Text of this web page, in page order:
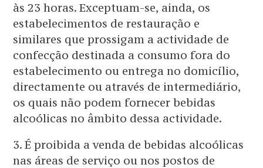
às 23 horas. Exceptuam-se, ainda, os
estabelecimentos de restauração e
similares que prossigam a actividade de
confecção destinada a consumo fora do
estabelecimento ou entrega no domicílio,
directamente ou através de intermediário,
os quais não podem fornecer bebidas
alcoólicas no âmbito dessa actividade.
3. É proibida a venda de bebidas alcoólicas
nas áreas de serviço ou nos postos de